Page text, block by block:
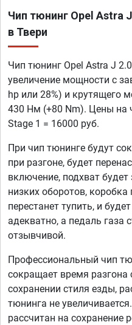
Чип тюнинг Opel Astra
в Твери
Чип тюнинг Opel Astra J
увеличение мощности с
hp или 28%) и крутящего
430 Нм (+80 Nm). Цены на
Stage 1 = 16000 руб.
При чип тюнинге будут
при разгоне, будет
включение, подхват
низких оборотов,
перестанет тупить, и
адекватно, а педаль газа
отзывчивой.
Профессиональный чип
сокращает время
сохранении стиля езды,
тюнинга не
рассчитан на сохранение